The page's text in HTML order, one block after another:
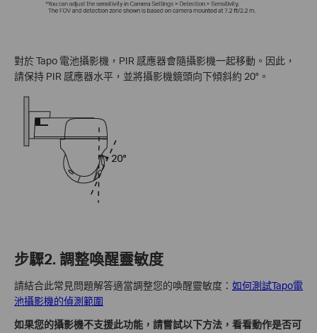
對於 Tapo 電池攝影機，PIR 感應器會隨攝影機一起移動。因此，
請保持 PIR 感應器水平，並將攝影機鏡頭向下傾斜約 20°。
步驟2. 調整喚醒靈敏度
請結合此常見問題解答適當調整您的喚醒靈敏度： 如何測試Tapo電
池攝影機的偵測範圍
如果您的攝影機不支援此功能，請嘗試以下方法，看看動作是否可